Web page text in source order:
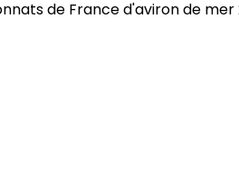
de France d'aviron de mer